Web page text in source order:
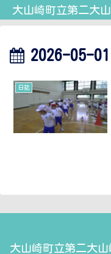
大山崎町立第二大
2026-05-01
日誌
大山崎町立第二大山